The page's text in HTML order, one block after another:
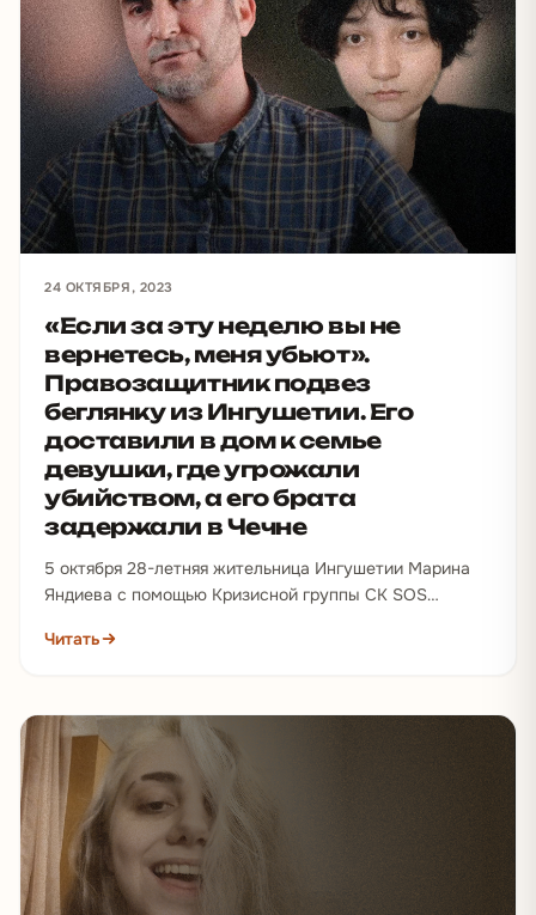
24 ОКТЯБРЯ, 2023
«Если за эту неделю вы не
вернетесь, меня убьют».
Правозащитник подвез
беглянку из Ингушетии. Его
доставили в дом к семье
девушки, где угрожали
убийством, а его брата
задержали в Чечне
5 октября 28-летняя жительница Ингушетии Марина
Яндиева с помощью Кризисной группы СК SOS
насилию и…
Читать